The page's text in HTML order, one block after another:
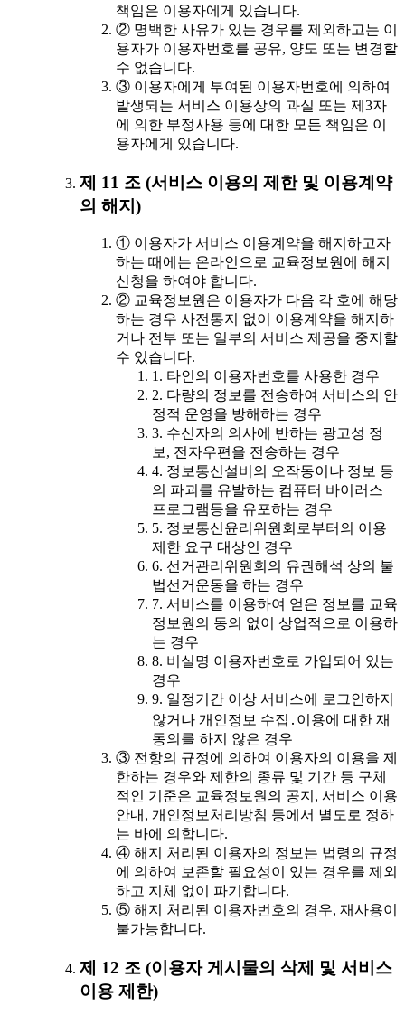
책임은 이용자에게 있습니다.
② 명백한 사유가 있는 경우를 제외하고는 이
용자가 이용자번호를 공유, 양도 또는 변경할
수 없습니다.
③ 이용자에게 부여된 이용자번호에 의하여
발생되는 서비스 이용상의 과실 또는 제3자
에 의한 부정사용 등에 대한 모든 책임은 이
용자에게 있습니다.
제 11 조 (서비스 이용의 제한 및 이용계약
의 해지)
① 이용자가 서비스 이용계약을 해지하고자
하는 때에는 온라인으로 교육정보원에 해지
신청을 하여야 합니다.
② 교육정보원은 이용자가 다음 각 호에 해당
하는 경우 사전통지 없이 이용계약을 해지하
거나 전부 또는 일부의 서비스 제공을 중지할
수 있습니다.
1. 타인의 이용자번호를 사용한 경우
2. 다량의 정보를 전송하여 서비스의 안
정적 운영을 방해하는 경우
3. 수신자의 의사에 반하는 광고성 정
보, 전자우편을 전송하는 경우
4. 정보통신설비의 오작동이나 정보 등
의 파괴를 유발하는 컴퓨터 바이러스
프로그램등을 유포하는 경우
5. 정보통신윤리위원회로부터의 이용
제한 요구 대상인 경우
6. 선거관리위원회의 유권해석 상의 불
법선거운동을 하는 경우
7. 서비스를 이용하여 얻은 정보를 교육
정보원의 동의 없이 상업적으로 이용하
는 경우
8. 비실명 이용자번호로 가입되어 있는
경우
9. 일정기간 이상 서비스에 로그인하지
않거나 개인정보 수집․이용에 대한 재
동의를 하지 않은 경우
③ 전항의 규정에 의하여 이용자의 이용을 제
한하는 경우와 제한의 종류 및 기간 등 구체
적인 기준은 교육정보원의 공지, 서비스 이용
안내, 개인정보처리방침 등에서 별도로 정하
는 바에 의합니다.
④ 해지 처리된 이용자의 정보는 법령의 규정
에 의하여 보존할 필요성이 있는 경우를 제외
하고 지체 없이 파기합니다.
⑤ 해지 처리된 이용자번호의 경우, 재사용이
불가능합니다.
제 12 조 (이용자 게시물의 삭제 및 서비스
이용 제한)